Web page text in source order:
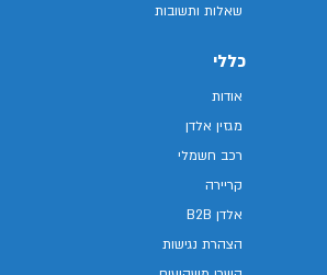
שאלות ותשובות
כללי
אודות
מגזין אלדן
רכב חשמלי
קריירה
אלדן B2B
הצהרת נגישות